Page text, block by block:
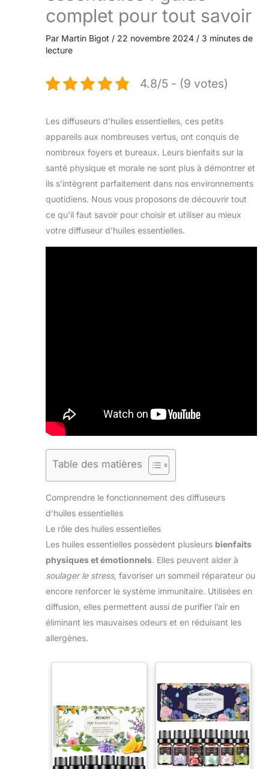
complet pour tout savoir
Par Martin Bigot / 22 novembre 2024 / 3 minutes de
lecture
4.8/5 - (9 votes)
Les diffuseurs d’huiles essentielles, ces petits
appareils aux nombreuses vertus, ont conquis de
nombreux foyers et bureaux. Leurs bienfaits sur la
santé physique et morale ne sont plus à démontrer et
ils s’intègrent parfaitement dans nos environnements
quotidiens. Nous vous proposons de découvrir tout
ce qu’il faut savoir pour choisir et utiliser au mieux
votre diffuseur d’huiles essentielles.
Table des matières
Comprendre le fonctionnement des diffuseurs
d’huiles essentielles
Le rôle des huiles essentielles
Les huiles essentielles possèdent plusieurs bienfaits
physiques et émotionnels. Elles peuvent aider à
soulager le stress, favoriser un sommeil réparateur ou
encore renforcer le système immunitaire. Utilisées en
diffusion, elles permettent aussi de purifier l’air en
éliminant les mauvaises odeurs et en réduisant les
allergènes.